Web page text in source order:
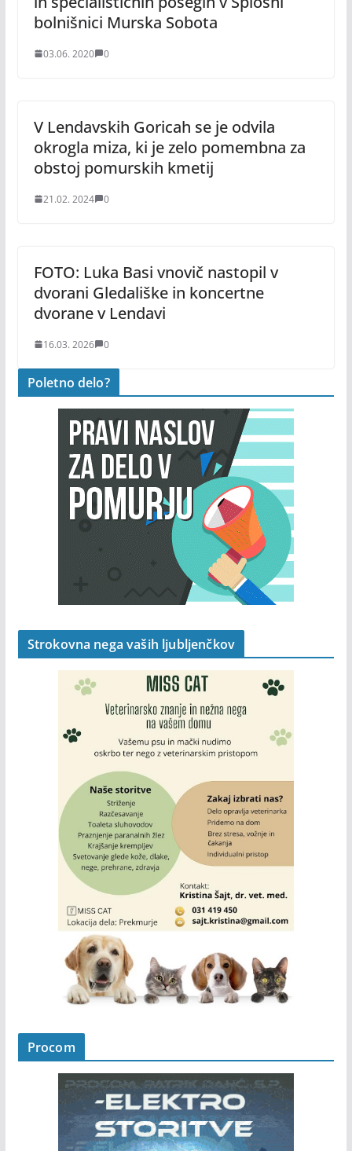
bolnišnici Murska Sobota
03.06. 2020 0
V Lendavskih Goricah se je odvila
okrogla miza, ki je zelo pomembna za
obstoj pomurskih kmetij
21.02. 2024 0
FOTO: Luka Basi vnovič nastopil v
dvorani Gledališke in koncertne
dvorane v Lendavi
16.03. 2026 0
Poletno delo?
Strokovna nega vaših ljubljenčkov
Procom